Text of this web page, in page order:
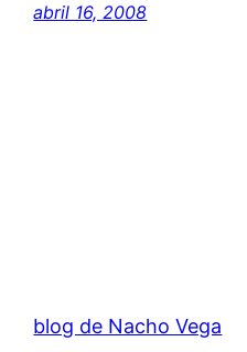
abril 16, 2008
blog de Nacho Vega